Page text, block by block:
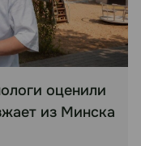
оценили
из Минска